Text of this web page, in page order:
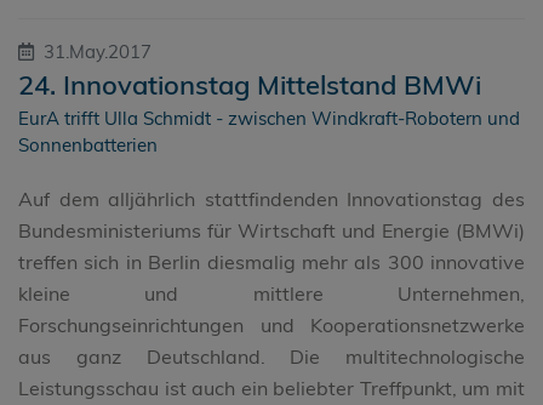
31.May.2017
24. Innovationstag Mittelstand BMWi
EurA trifft Ulla Schmidt - zwischen Windkraft-Robotern und
Sonnenbatterien
Auf dem alljährlich stattfindenden Innovationstag des
Bundesministeriums für Wirtschaft und Energie (BMWi)
treffen sich in Berlin diesmalig mehr als 300 innovative
kleine und mittlere Unternehmen,
Forschungseinrichtungen und Kooperationsnetzwerke
aus ganz Deutschland. Die multitechnologische
Leistungsschau ist auch ein beliebter Treffpunkt, um mit